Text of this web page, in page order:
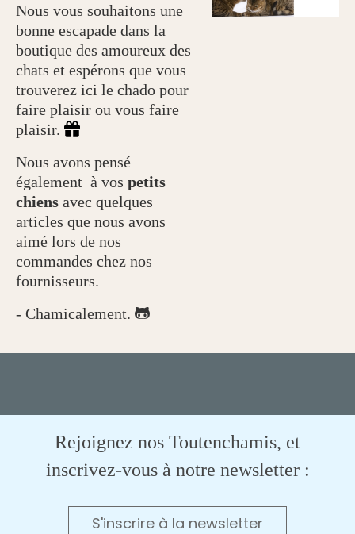
Nous vous souhaitons une
bonne escapade dans la
boutique des amoureux des
chats et espérons que vous
trouverez ici le chado pour
faire plaisir ou vous faire
plaisir. 
Nous avons pensé
également à vos petits
chiens avec quelques
articles que nous avons
aimé lors de nos
commandes chez nos
fournisseurs.
- Chamicalement. 
Rejoignez nos Toutenchamis, et
inscrivez-vous à notre newsletter :
S'inscrire à la newsletter